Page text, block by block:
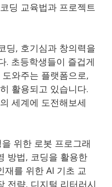
딩 교육법과 프로젝트
딩, 호기심과 창의력을
. 초등학생들이 즐겁게
와주는 플랫폼으로,
활용되고 있습니다.
세계에 도전해보세
위한 로봇 프로그래
방법, 코딩을 활용한
재를 위한 AI 기초 교
전략, 디지털 리터러시